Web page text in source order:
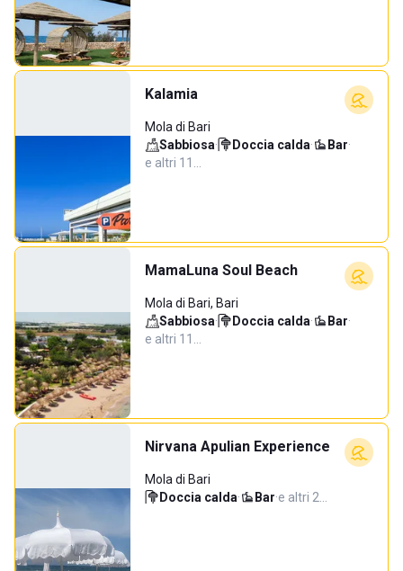
Kalamia
Mola di Bari
Sabbiosa· Doccia calda· Bar·
e altri 11…
MamaLuna Soul Beach
Mola di Bari, Bari
Sabbiosa· Doccia calda· Bar·
e altri 11…
Nirvana Apulian Experience
Mola di Bari
Doccia calda· Bar·e altri 2…